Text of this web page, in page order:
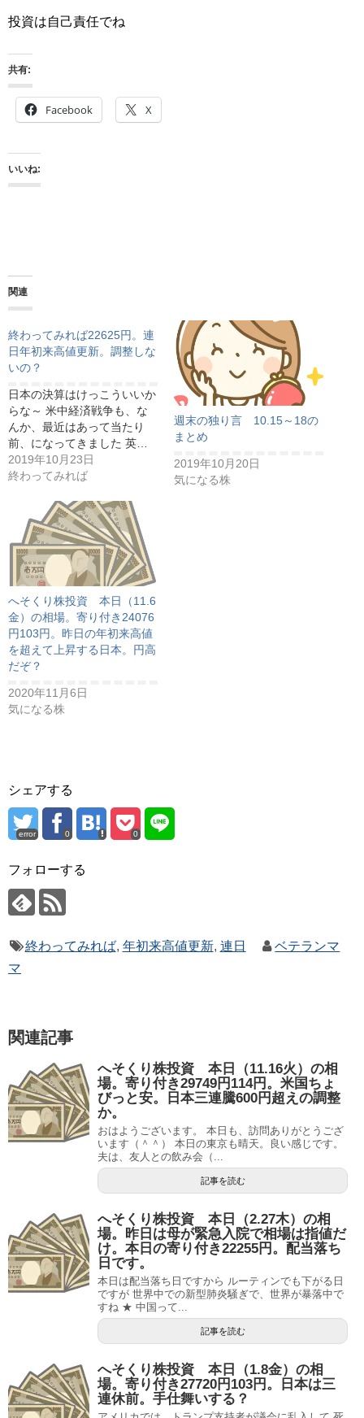
投資は自己責任でね
共有:
Facebook X
いいね:
関連
終わってみれば22625円。連
日年初来高値更新。調整しな
いの？
日本の決算はけっこういいか
らな～ 米中経済戦争も、な
んか、最近はあって当たり
前、になってきました 英…
2019年10月23日
終わってみれば
週末の独り言 10.15～18の
まとめ
2019年10月20日
気になる株
へそくり株投資 本日（11.6
金）の相場。寄り付き24076
円103円。昨日の年初来高値
を超えて上昇する日本。円高
だぞ？
2020年11月6日
気になる株
シェアする
error 0 0
フォローする
終わってみれば, 年初来高値更新, 連日
ベテランマ
マ
関連記事
へそくり株投資 本日（11.16火）の相
場。寄り付き29749円114円。米国ちょ
びっと安。日本三連騰600円超えの調整
か。
おはようございます。 本日も、訪問ありがとうござ
います（＾＾） 本日の東京も晴天。良い感じです。
夫は、友人との飲み会（...
記事を読む
へそくり株投資 本日（2.27木）の相
場。昨日は母が緊急入院で相場は指値だ
け。本日の寄り付き22255円。配当落ち
日です。
本日は配当落ち日ですから ルーティンでも下がる日
ですが 世界中での新型肺炎騒ぎで、世界が暴落中で
すね ★ 中国って...
記事を読む
へそくり株投資 本日（1.8金）の相
場。寄り付き27720円103円。日本は三
連休前。手仕舞いする？